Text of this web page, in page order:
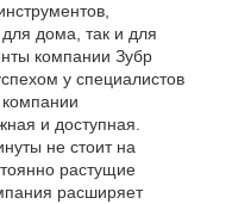
дома, так и для
компании Зубр
у специалистов
и доступная.
не стоит на
растущие
расширяет